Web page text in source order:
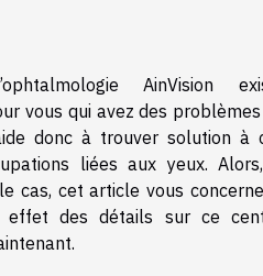
AinVision
vous qui avez des
donc à trouver solution à
liées aux yeux.
cas, cet article vous
effet des détails sur ce